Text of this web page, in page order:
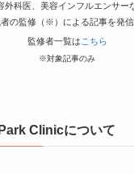
施術名
眉毛アートメイク
引用元
https://g.co/kgs/
外科医、美容インフルエンサー
の監修（※）による記事を発信
監修者一覧は こちら
※対象記事のみ
Clinicについて